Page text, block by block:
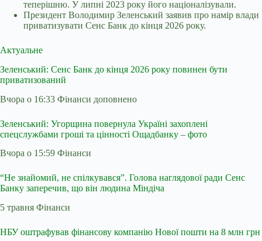
теперішню. У липні 2023 року його націоналізували.
Президент Володимир Зеленський заявив про намір влади
приватизувати Сенс Банк до кінця 2026 року.
Актуальне
Зеленський: Сенс Банк до кінця 2026 року повинен бути
приватизований
Вчора о 16:33 Фінанси доповнено
Зеленський: Угорщина повернула Україні захоплені
спецслужбами гроші та цінності Ощадбанку – фото
Вчора о 15:59 Фінанси
“Не знайомий, не спілкувався”. Голова наглядової ради Сенс
Банку заперечив, що він людина Міндіча
5 травня Фінанси
НБУ оштрафував фінансову компанію Нової пошти на 8 млн грн